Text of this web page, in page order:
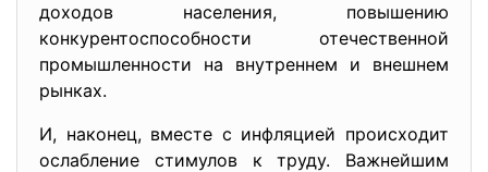
доходов населения, повышению
конкурентоспособности отечественной
промышленности на внутреннем и внешнем
рынках.
И, наконец, вместе с инфляцией происходит
ослабление стимулов к труду. Важнейшим